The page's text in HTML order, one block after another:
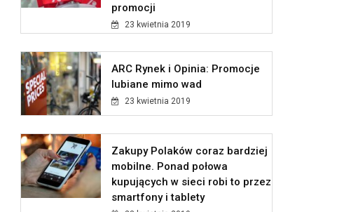
promocji
23 kwietnia 2019
ARC Rynek i Opinia: Promocje
lubiane mimo wad
23 kwietnia 2019
Zakupy Polaków coraz bardziej
mobilne. Ponad połowa
kupujących w sieci robi to przez
smartfony i tablety